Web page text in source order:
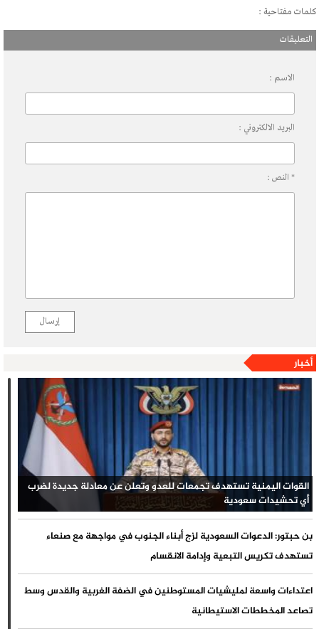
كلمات مفتاحية :
التعليقات
الاسم :
البريد الالكتروني :
* النص :
إرسال
أخبار
القوات اليمنية تستهدف تجمعات للعدو وتعلن عن معادلة جديدة لضرب
أي تحشيدات سعودية
بن حبتور: الدعوات السعودية لزج أبناء الجنوب في مواجهة مع صنعاء
تستهدف تكريس التبعية وإدامة الانقسام
اعتداءات واسعة لمليشيات المستوطنين في الضفة الغربية والقدس وسط
تصاعد المخططات الاستيطانية